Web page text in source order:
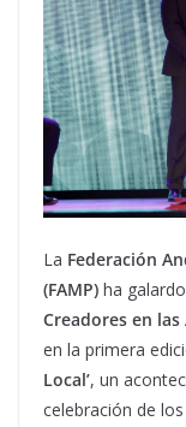
La Federación
(FAMP) ha
Creadores en
en la primera
Local’, un
celebración de